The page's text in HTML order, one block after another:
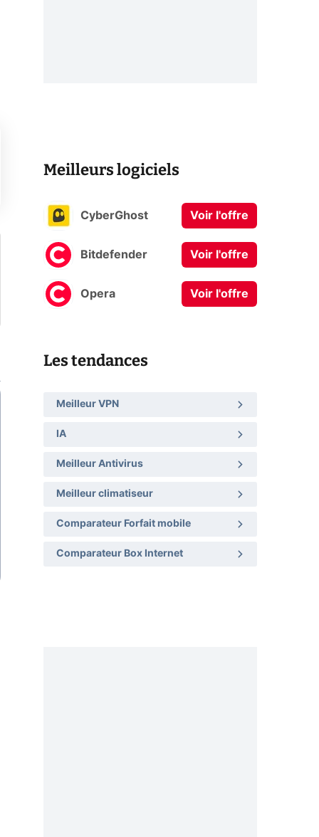
Meilleurs logiciels
CyberGhost Voir l'offre
Bitdefender Voir l'offre
Opera Voir l'offre
Les tendances
Meilleur VPN
IA
Meilleur Antivirus
Meilleur climatiseur
Comparateur Forfait mobile
Comparateur Box Internet